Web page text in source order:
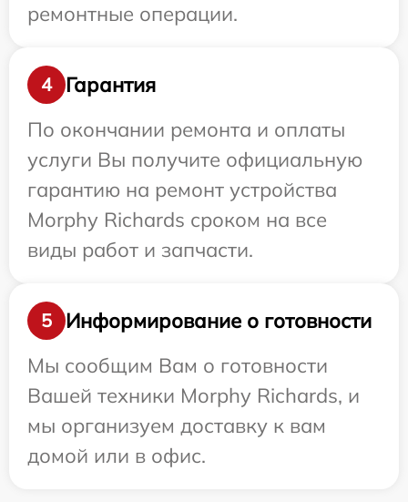
ремонтные операции.
4
Гарантия
По окончании ремонта и оплаты
услуги Вы получите официальную
гарантию на ремонт устройства
Morphy Richards сроком на все
виды работ и запчасти.
5
Информирование о готовности
Мы сообщим Вам о готовности
Вашей техники Morphy Richards, и
мы организуем доставку к вам
домой или в офис.